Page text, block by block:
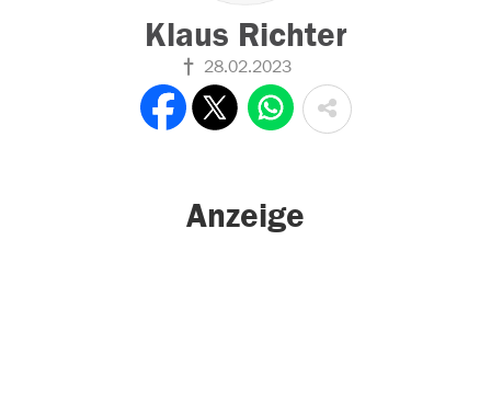
Klaus Richter
28.02.2023
Anzeige